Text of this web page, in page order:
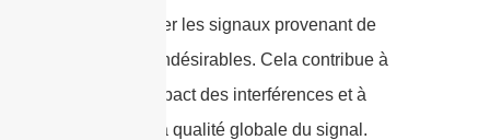
mieux rejeter les signaux provenant de
directions indésirables. Cela contribue à
réduire l’impact des interférences et à
améliorer la qualité globale du signal.